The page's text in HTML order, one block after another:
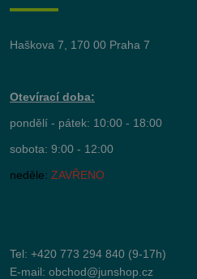
Haškova 7, 170 00 Praha 7
Otevírací doba:
pondělí - pátek: 10:00 - 18:00
sobota: 9:00 - 12:00
neděle: ZAVŘENO
Tel: +420 773 294 840 (9-17h)
E-mail: obchod@junshop.cz